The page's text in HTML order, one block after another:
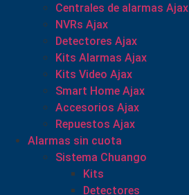
Centrales de alarmas Ajax
NVRs Ajax
Detectores Ajax
Kits Alarmas Ajax
Kits Video Ajax
Smart Home Ajax
Accesorios Ajax
Repuestos Ajax
Alarmas sin cuota
Sistema Chuango
Kits
Detectores